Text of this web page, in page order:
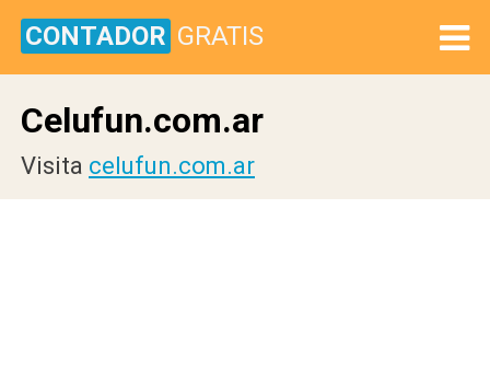
CONTADOR GRATIS
Celufun.com.ar
Visita celufun.com.ar